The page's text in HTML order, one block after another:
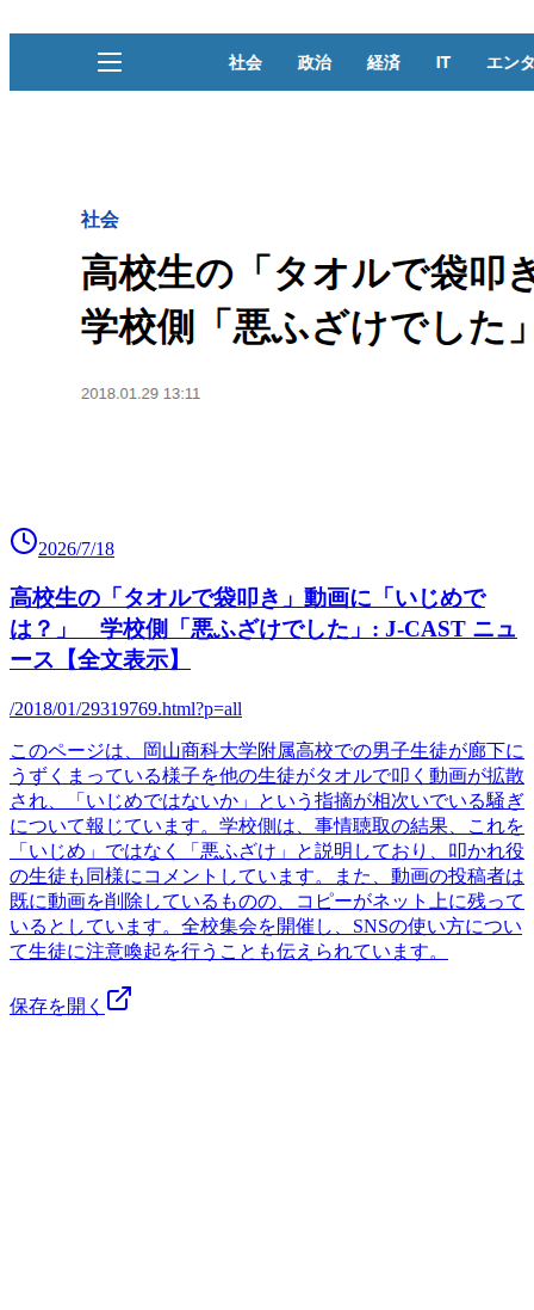
2026/7/18
高校生の「タオルで袋叩き」動画に「いじめで
は？」 学校側「悪ふざけでした」: J-CAST ニュ
ース【全文表示】
/2018/01/29319769.html?p=all
このページは、岡山商科大学附属高校での男子生徒が廊下に
うずくまっている様子を他の生徒がタオルで叩く動画が拡散
され、「いじめではないか」という指摘が相次いでいる騒ぎ
について報じています。学校側は、事情聴取の結果、これを
「いじめ」ではなく「悪ふざけ」と説明しており、叩かれ役
の生徒も同様にコメントしています。また、動画の投稿者は
既に動画を削除しているものの、コピーがネット上に残って
いるとしています。全校集会を開催し、SNSの使い方につい
て生徒に注意喚起を行うことも伝えられています。
保存を開く